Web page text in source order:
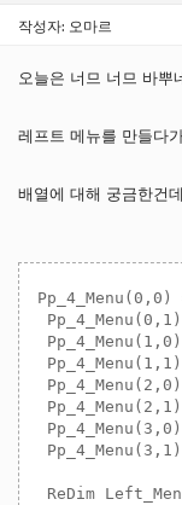
작성자: 오마르
오늘은 너므 너므 바뿌
레프트 메뉴를 만들다
배열에 대해 궁금한건